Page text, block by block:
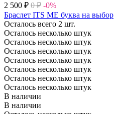
2 500 ₽ 0 ₽ -0%
Браслет ITS ME буква на выбор
Осталось всего 2 шт.
Осталось несколько штук
Осталось несколько штук
Осталось несколько штук
Осталось несколько штук
Осталось несколько штук
Осталось несколько штук
Осталось несколько штук
В наличии
В наличии